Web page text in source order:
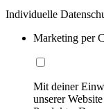
Individuelle
Marketing per
Mit deiner
unserer